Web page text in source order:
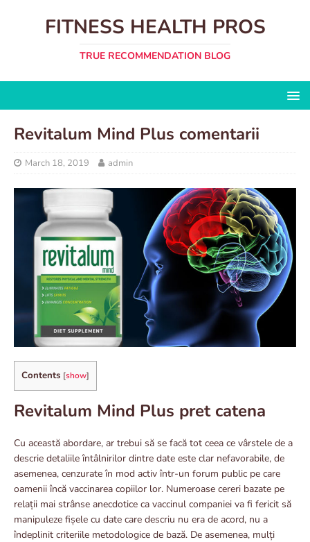
FITNESS HEALTH PROS
TRUE RECOMMENDATION BLOG
Revitalum Mind Plus comentarii
March 18, 2019 admin
Contents [show]
Revitalum Mind Plus pret catena
Cu această abordare, ar trebui să se facă tot ceea ce vârstele de a
descrie detaliile întâlnirilor dintre date este clar nefavorabile, de
asemenea, cenzurate în mod activ într-un forum public pe care
oamenii încă vaccinarea copiilor lor. Numeroase cereri bazate pe
relații mai strânse anecdotice ca vaccinul companiei va fi fericit să
manipuleze fișele cu date care descriu nu era de acord, nu a
îndeplinit criteriile metodologice de bază. De asemenea, mulți